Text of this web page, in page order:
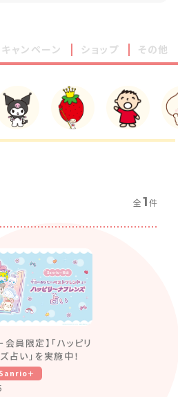
キャンペーン ショップ その他
全1件
員限定】「ハッピリ
占い」を実施中！
Sanrio＋